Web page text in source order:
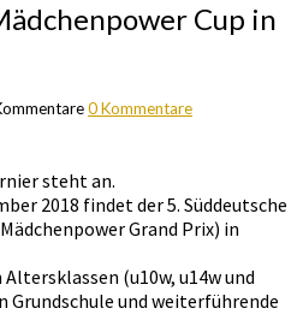
Cup in
0 Kommentare
steht an.
2018 findet der 5. Süddeutsche
Grand Prix) in
(u10w, u14w und
Grundschule und weiterführende